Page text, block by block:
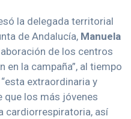
la delegada territorial
de Andalucía, Manuela
de los centros
la campaña”, al tiempo
extraordinaria y
que los más jóvenes
cardiorrespiratoria, así